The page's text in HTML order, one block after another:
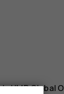
HMD Global